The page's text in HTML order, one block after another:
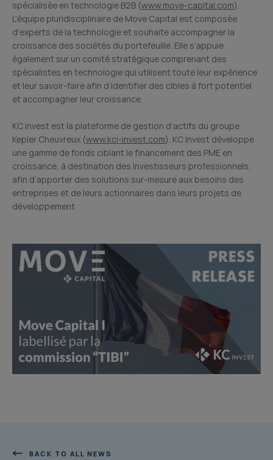
spécialisée en technologie B2B (www.move-capital.com).
L’équipe pluridisciplinaire de Move Capital est composée
d’experts de la technologie et souhaite accompagner la
croissance des sociétés du portefeuille. Elle s’appuie
également sur un comité stratégique comprenant des
spécialistes en technologie qui utilisent toute leur expérience
et leur savoir-faire afin d’identifier des cibles à fort potentiel
et accompagner leur croissance.
KC Invest est la plateforme de gestion d’actifs du groupe
Kepler Cheuvreux (www.kci-invest.com). KC Invest développe
une gamme de fonds ciblant le financement des PME en
croissance, à destination des investisseurs professionnels,
afin d’apporter des solutions sur-mesure aux besoins des
entreprises et de leurs actionnaires dans leurs projets de
développement.
BACK TO ALL NEWS